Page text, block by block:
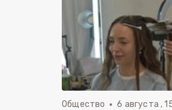
Общество 6 августа ,